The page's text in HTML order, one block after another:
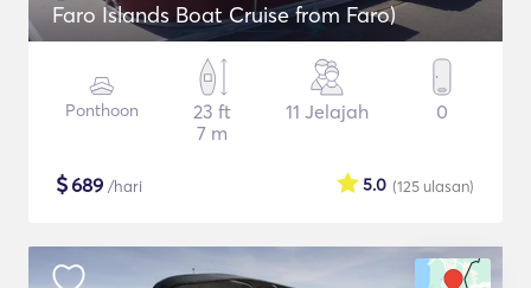
Faro Islands Boat Cruise from Faro)
Ponthoon
23 ft
7 m
11 Jelajah 0
$689 /hari (125 ulasan)
5.0